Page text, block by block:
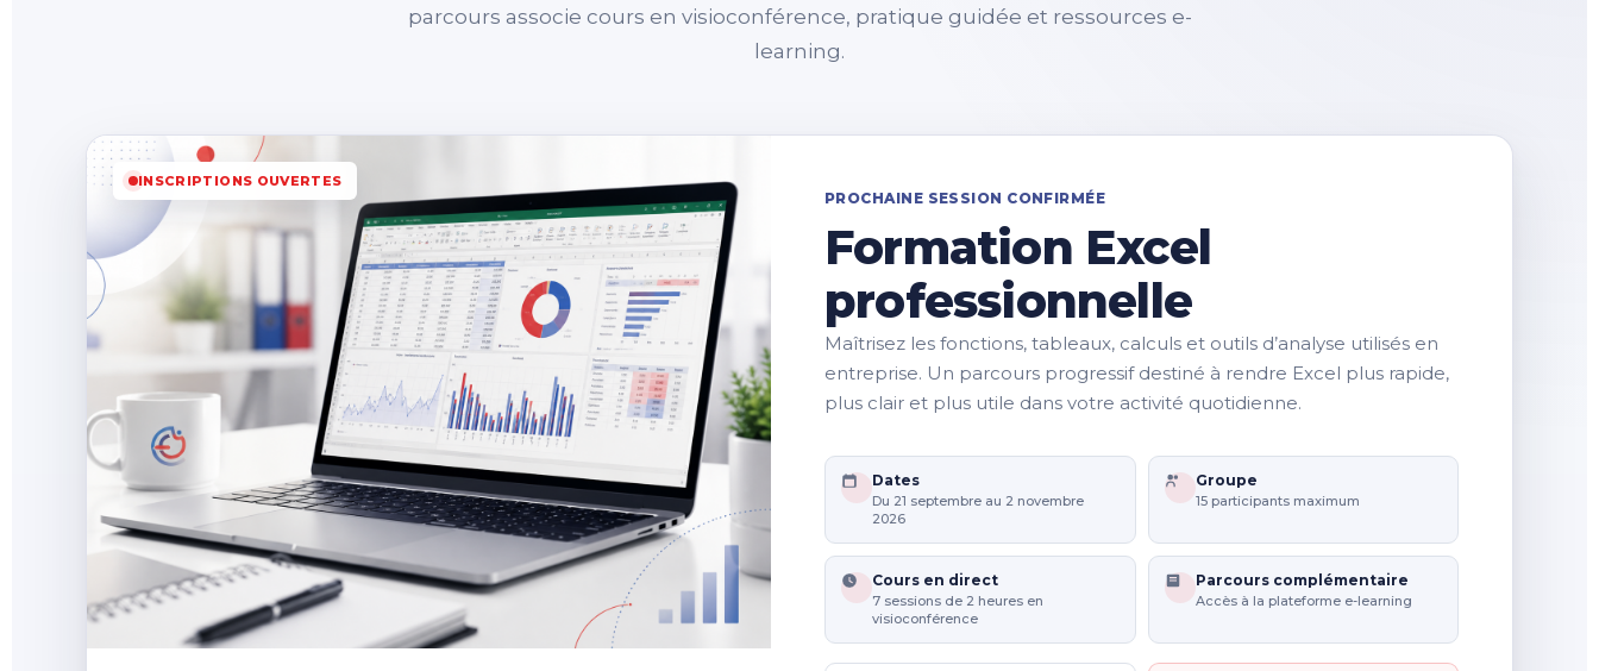
parcours associe cours en visioconférence, pratique guidée et ressources e-
learning.
INSCRIPTIONS OUVERTES
PROCHAINE SESSION CONFIRMÉE
Formation Excel
professionnelle
Maîtrisez les fonctions, tableaux, calculs et outils d’analyse utilisés en
entreprise. Un parcours progressif destiné à rendre Excel plus rapide,
plus clair et plus utile dans votre activité quotidienne.
Dates
Du 21 septembre au 2 novembre
2026
Groupe
15 participants maximum
Cours en direct
7 sessions de 2 heures en
visioconférence
Parcours complémentaire
Accès à la plateforme e-learning